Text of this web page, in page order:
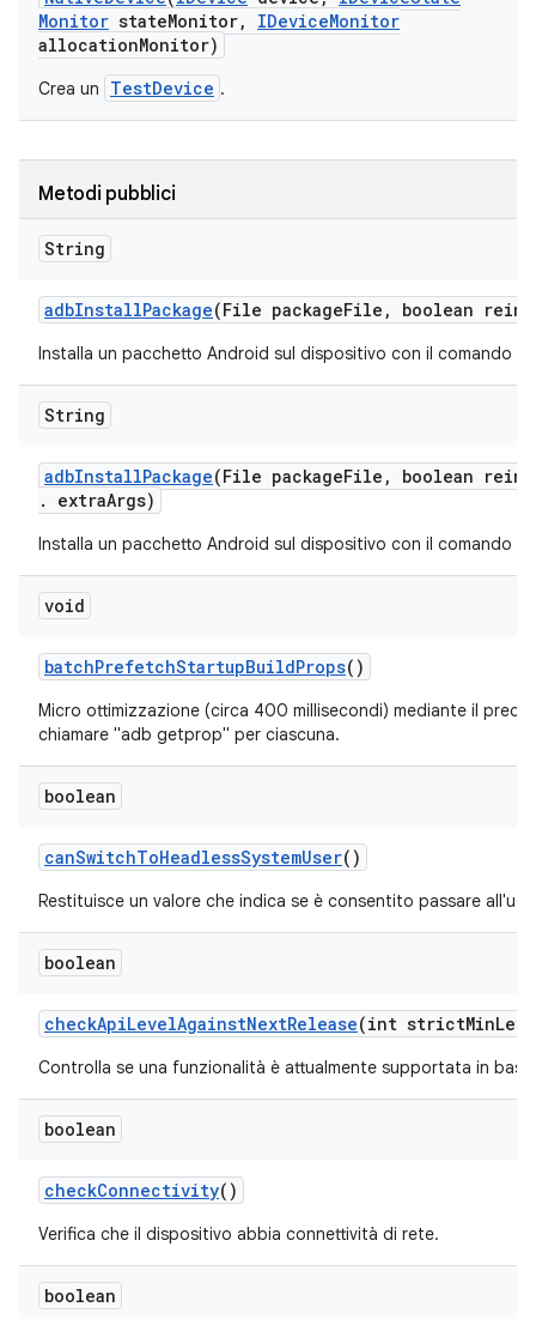
Monitor stateMonitor, IDeviceMonitor
allocationMonitor)
Crea un TestDevice .
Metodi pubblici
String
adbInstallPackage(File packageFile , boolean
Installa un pacchetto Android sul dispositivo con il comando
String
adbInstallPackage(File packageFile ,
boolean
.
extraArgs)
Installa un pacchetto Android sul dispositivo con il comando
void
batchPrefetchStartupBuildProps()
Micro ottimizzazione (circa 400 millisecondi) mediante il
chiamare "adb getprop" per ciascuna.
boolean
canSwitchToHeadlessSystemUser()
Restituisce un valore che indica se è consentito passare
boolean
checkApiLevelAgainstNextRelease(int strictMin
Controlla se una funzionalità è attualmente supportata in
boolean
checkConnectivity()
Verifica che il dispositivo abbia connettività di rete.
boolean